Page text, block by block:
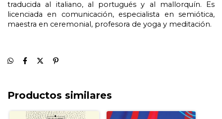
traducida al italiano, al portugués y al mallorquín. Es
licenciada en comunicación, especialista en semiótica,
maestra en ceremonial, profesora de yoga y meditación.
Productos similares